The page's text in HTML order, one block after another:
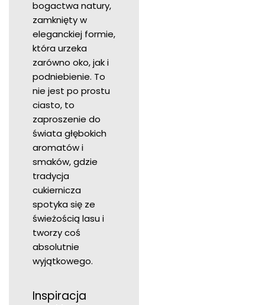
bogactwa natury,
zamknięty w
eleganckiej formie,
która urzeka
zarówno oko, jak i
podniebienie. To
nie jest po prostu
ciasto, to
zaproszenie do
świata głębokich
aromatów i
smaków, gdzie
tradycja
cukiernicza
spotyka się ze
świeżością lasu i
tworzy coś
absolutnie
wyjątkowego.
Inspiracja